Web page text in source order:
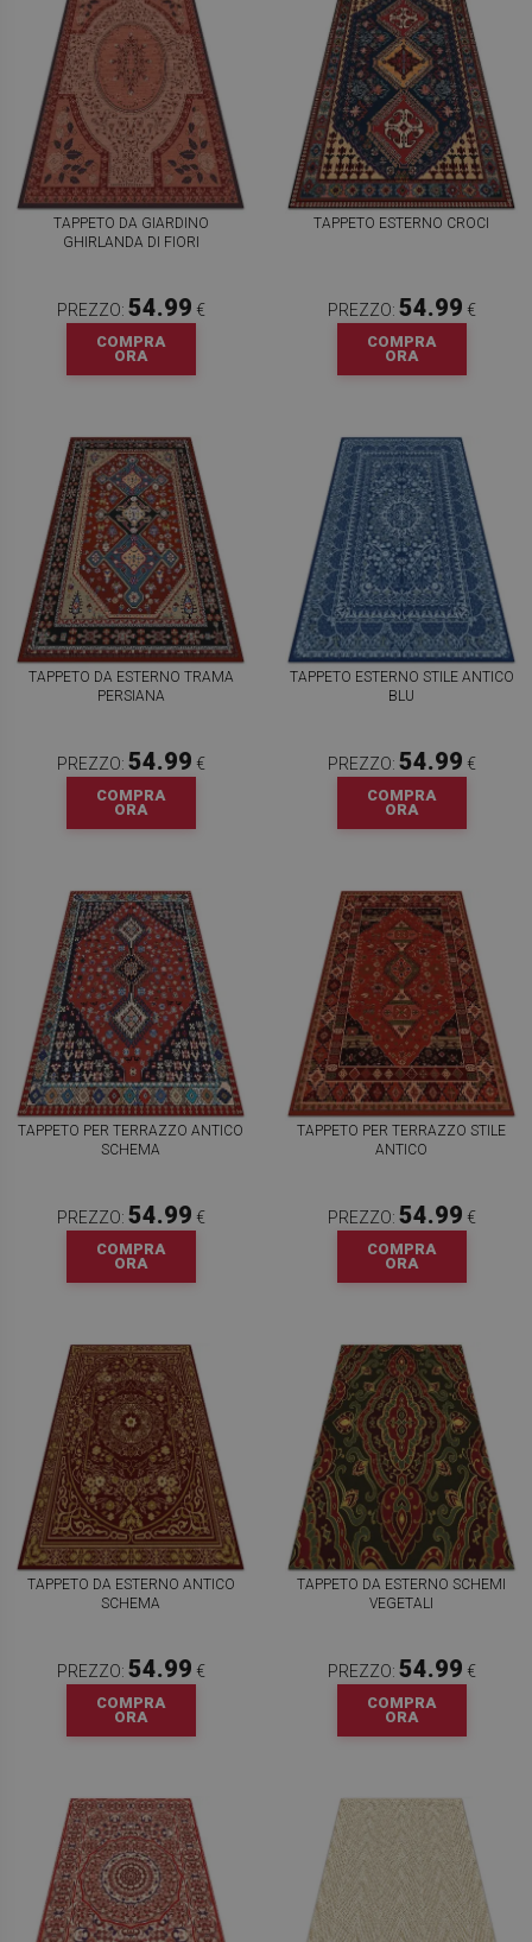
TAPPETO DA GIARDINO
GHIRLANDA DI FIORI
PREZZO: 54.99 €
COMPRA
ORA
TAPPETO ESTERNO CROCI
PREZZO: 54.99 €
COMPRA
ORA
TAPPETO DA ESTERNO TRAMA
PERSIANA
PREZZO: 54.99 €
COMPRA
ORA
TAPPETO ESTERNO STILE ANTICO
BLU
PREZZO: 54.99 €
COMPRA
ORA
TAPPETO PER TERRAZZO ANTICO
SCHEMA
PREZZO: 54.99 €
COMPRA
ORA
TAPPETO PER TERRAZZO STILE
ANTICO
PREZZO: 54.99 €
COMPRA
ORA
TAPPETO DA ESTERNO ANTICO
SCHEMA
PREZZO: 54.99 €
COMPRA
ORA
TAPPETO DA ESTERNO SCHEMI
VEGETALI
PREZZO: 54.99 €
COMPRA
ORA